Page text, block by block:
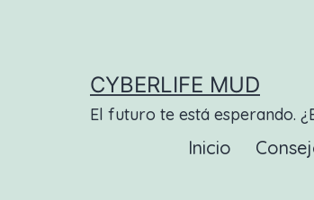
CYBERLIFE MUD
El futuro te está esperando.
Inicio